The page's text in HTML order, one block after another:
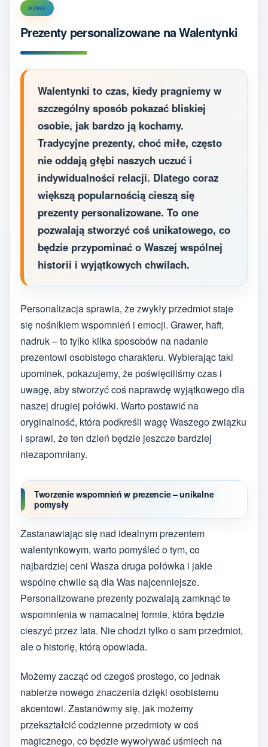
BIZNES
Prezenty personalizowane na Walentynki
Walentynki to czas, kiedy pragniemy w
szczególny sposób pokazać bliskiej
osobie, jak bardzo ją kochamy.
Tradycyjne prezenty, choć miłe, często
nie oddają głębi naszych uczuć i
indywidualności relacji. Dlatego coraz
większą popularnością cieszą się
prezenty personalizowane. To one
pozwalają stworzyć coś unikatowego, co
będzie przypominać o Waszej wspólnej
historii i wyjątkowych chwilach.
Personalizacja sprawia, że zwykły przedmiot staje
się nośnikiem wspomnień i emocji. Grawer, haft,
nadruk – to tylko kilka sposobów na nadanie
prezentowi osobistego charakteru. Wybierając taki
upominek, pokazujemy, że poświęciliśmy czas i
uwagę, aby stworzyć coś naprawdę wyjątkowego dla
naszej drugiej połówki. Warto postawić na
oryginalność, która podkreśli wagę Waszego związku
i sprawi, że ten dzień będzie jeszcze bardziej
niezapomniany.
Tworzenie wspomnień w prezencie – unikalne
pomysły
Zastanawiając się nad idealnym prezentem
walentynkowym, warto pomyśleć o tym, co
najbardziej ceni Wasza druga połówka i jakie
wspólne chwile są dla Was najcenniejsze.
Personalizowane prezenty pozwalają zamknąć te
wspomnienia w namacalnej formie, która będzie
cieszyć przez lata. Nie chodzi tylko o sam przedmiot,
ale o historię, którą opowiada.
Możemy zacząć od czegoś prostego, co jednak
nabierze nowego znaczenia dzięki osobistemu
akcentowi. Zastanówmy się, jak możemy
przekształcić codzienne przedmioty w coś
magicznego, co będzie wywoływać uśmiech na